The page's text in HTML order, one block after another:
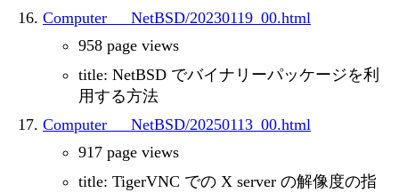
Computer___NetBSD/20230119_00.html
958 page views
title: NetBSD でバイナリーパッケージを利
用する方法
Computer___NetBSD/20250113_00.html
917 page views
title: TigerVNC での X server の解像度の指